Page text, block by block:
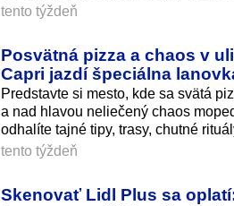
tento týždeň
Posvätná pizza a chaos v
Capri jazdí špeciálna
Predstavte si mesto, kde sa svätá
a nad hlavou neliečený chaos
odhalíte tajné tipy, trasy, chutné
tento týždeň
Skenovať Lidl Plus sa